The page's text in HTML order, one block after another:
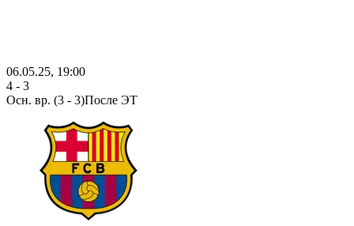
06.05.25, 19:00
4 - 3
Осн. вр. (3 - 3)После ЭТ